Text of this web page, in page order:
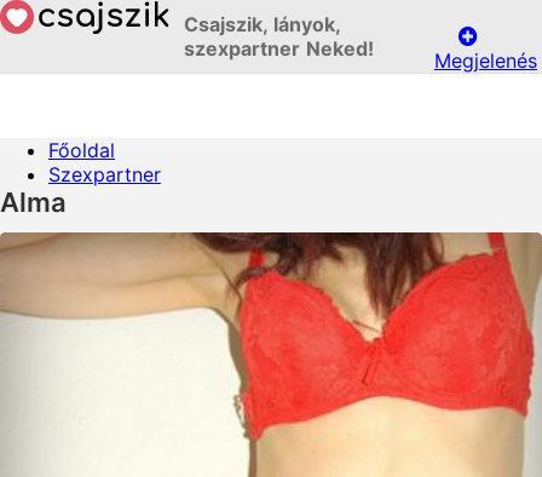
Csajszik, lányok,
szexpartner Neked!
Megjelenés
Főoldal
Szexpartner
Alma